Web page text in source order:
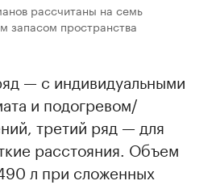
рассчитаны на семь
запасом пространства
— с индивидуальными
и подогревом/
третий ряд — для
расстояния. Объем
л при сложенных